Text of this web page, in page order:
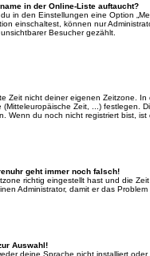
in der Online-Liste auftaucht?
in den Einstellungen eine Option
einschaltest, können nur
Besucher gezählt.
Zeit nicht deiner eigenen Zeitzone. In
(Mitteleuropäische Zeit, ...) festlegen.
Wenn du noch nicht registriert bist,
geht immer noch falsch!
richtig eingestellt hast und die
Administrator, damit er das
Auswahl!
deine Sprache nicht installiert